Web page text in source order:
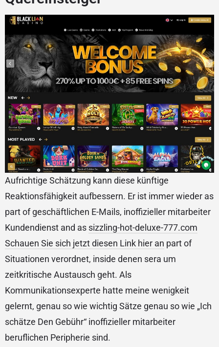
Aufrichtige Schätzung kann diese künftige
Reaktionsfähigkeit aufbessern. Er ist immer wieder as
part of geschäftlichen E-Mails, inoffizieller mitarbeiter
Kundendienst and as sizzling-hot-deluxe-777.com
Schauen Sie sich jetzt diesen Link hier an part of
Situationen verordnet, inside denen sera um
zeitkritische Austausch geht. Als
Kommunikationsexperte hatte meine wenigkeit
gelernt, genau so wie wichtig Sätze genau so wie „Ich
schätze Den Gebühr“ inoffizieller mitarbeiter
beruflichen Peripherie sind.